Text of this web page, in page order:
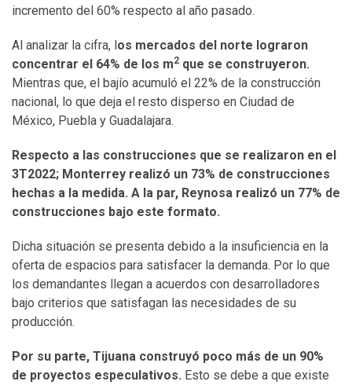
incremento del 60% respecto al año pasado.
Al analizar la cifra, los mercados del norte lograron
concentrar el 64% de los m2 que se construyeron.
Mientras que, el bajío acumuló el 22% de la construcción
nacional, lo que deja el resto disperso en Ciudad de
México, Puebla y Guadalajara.
Respecto a las construcciones que se realizaron en el
3T2022; Monterrey realizó un 73% de construcciones
hechas a la medida. A la par, Reynosa realizó un 77% de
construcciones bajo este formato.
Dicha situación se presenta debido a la insuficiencia en la
oferta de espacios para satisfacer la demanda. Por lo que
los demandantes llegan a acuerdos con desarrolladores
bajo criterios que satisfagan las necesidades de su
producción.
Por su parte, Tijuana construyó poco más de un 90%
de proyectos especulativos. Esto se debe a que existe